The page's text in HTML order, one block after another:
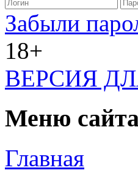
Забыли
18+
ВЕРСИЯ
Меню
Главная